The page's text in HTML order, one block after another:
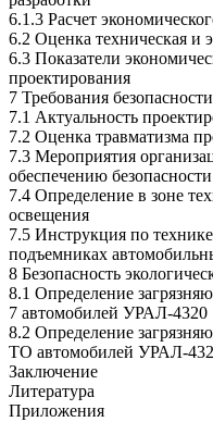
6.1.3 Расчет
6.2 Оценка техническая и
6.3 Показатели
проектирования
7 Требования
7.1 Актуальность
7.2 Оценка травматизма
7.3 Мероприятия
обеспечению
7.4 Определение в зоне
освещения
7.5 Инструкция по
подъемниках
8 Безопасность
8.1 Определение
7 автомобилей УРАЛ-4320
8.2 Определение
ТО автомобилей УРАЛ-
Заключение
Литература
Приложения